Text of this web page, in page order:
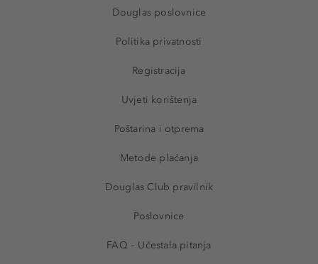
Douglas poslovnice
Politika privatnosti
Registracija
Uvjeti korištenja
Poštarina i otprema
Metode plaćanja
Douglas Club pravilnik
Poslovnice
FAQ – Učestala pitanja